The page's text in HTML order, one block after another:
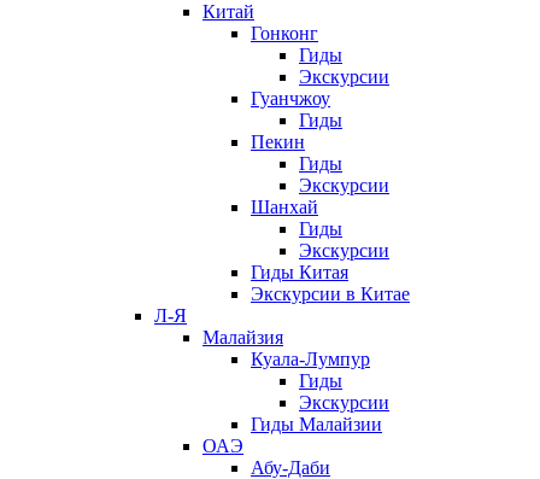
Китай
Гонконг
Гиды
Экскурсии
Гуанчжоу
Гиды
Пекин
Гиды
Экскурсии
Шанхай
Гиды
Экскурсии
Гиды Китая
Экскурсии в Китае
Л-Я
Малайзия
Куала-Лумпур
Гиды
Экскурсии
Гиды Малайзии
ОАЭ
Абу-Даби